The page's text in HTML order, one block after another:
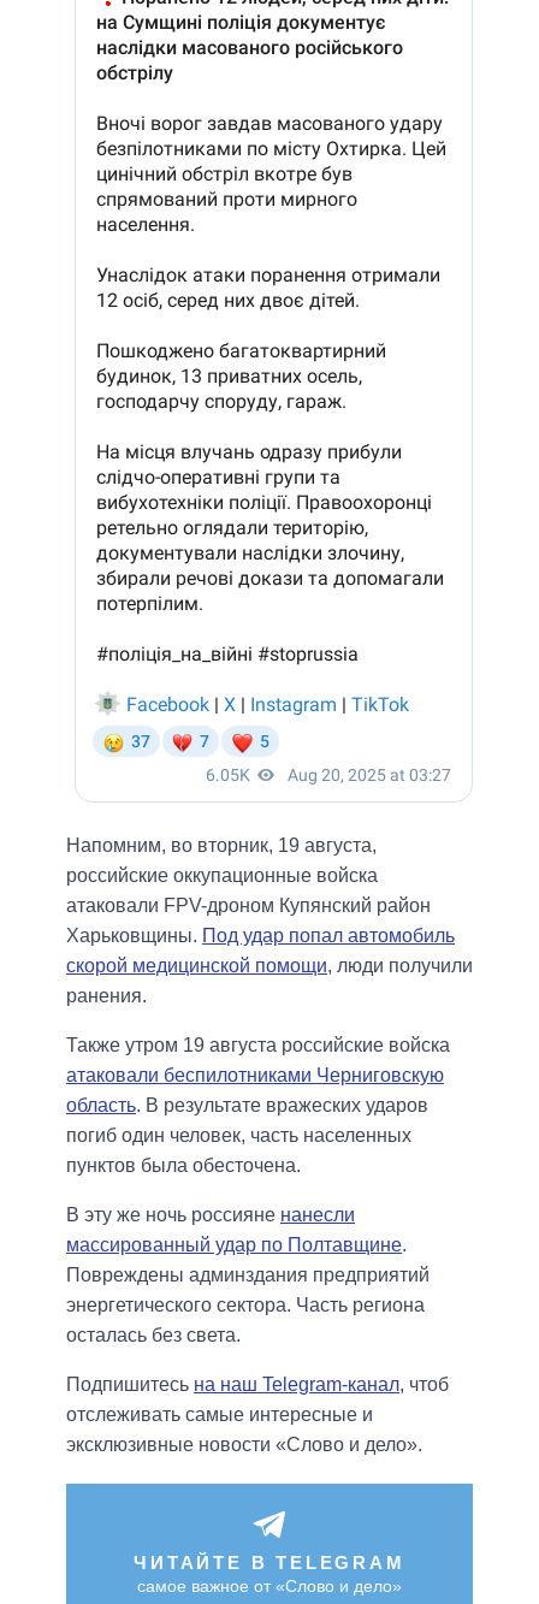
Напомним, во вторник, 19 августа,
российские оккупационные войска
атаковали FPV-дроном Купянский район
Харьковщины. Под удар попал автомобиль
скорой медицинской помощи, люди получили
ранения.
Также утром 19 августа российские войска
атаковали беспилотниками Черниговскую
область. В результате вражеских ударов
погиб один человек, часть населенных
пунктов была обесточена.
В эту же ночь россияне нанесли
массированный удар по Полтавщине.
Повреждены админздания предприятий
энергетического сектора. Часть региона
осталась без света.
Подпишитесь на наш Telegram-канал, чтоб
отслеживать самые интересные и
эксклюзивные новости «Слово и дело».
ЧИТАЙТЕ В TELEGRAM
самое важное от «Слово и дело»